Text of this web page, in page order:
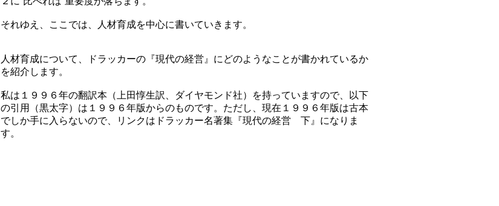
それゆえ、ここでは、人材育成を中心に書いていきます。
人材育成について、ドラッカーの『現代の経営』にどのようなことが書かれているか
を紹介します。
私は１９９６年の翻訳本（上田惇生訳、ダイヤモンド社）を持っていますので、以下
の引用（黒太字）は１９９６年版からのものです。ただし、現在１９９６年版は古本
でしか手に入らないので、リンクはドラッカー名著集『現代の経営 下』になりま
す。